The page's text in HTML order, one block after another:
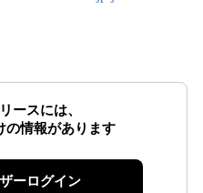
ースには、
の情報があります
ーログイン